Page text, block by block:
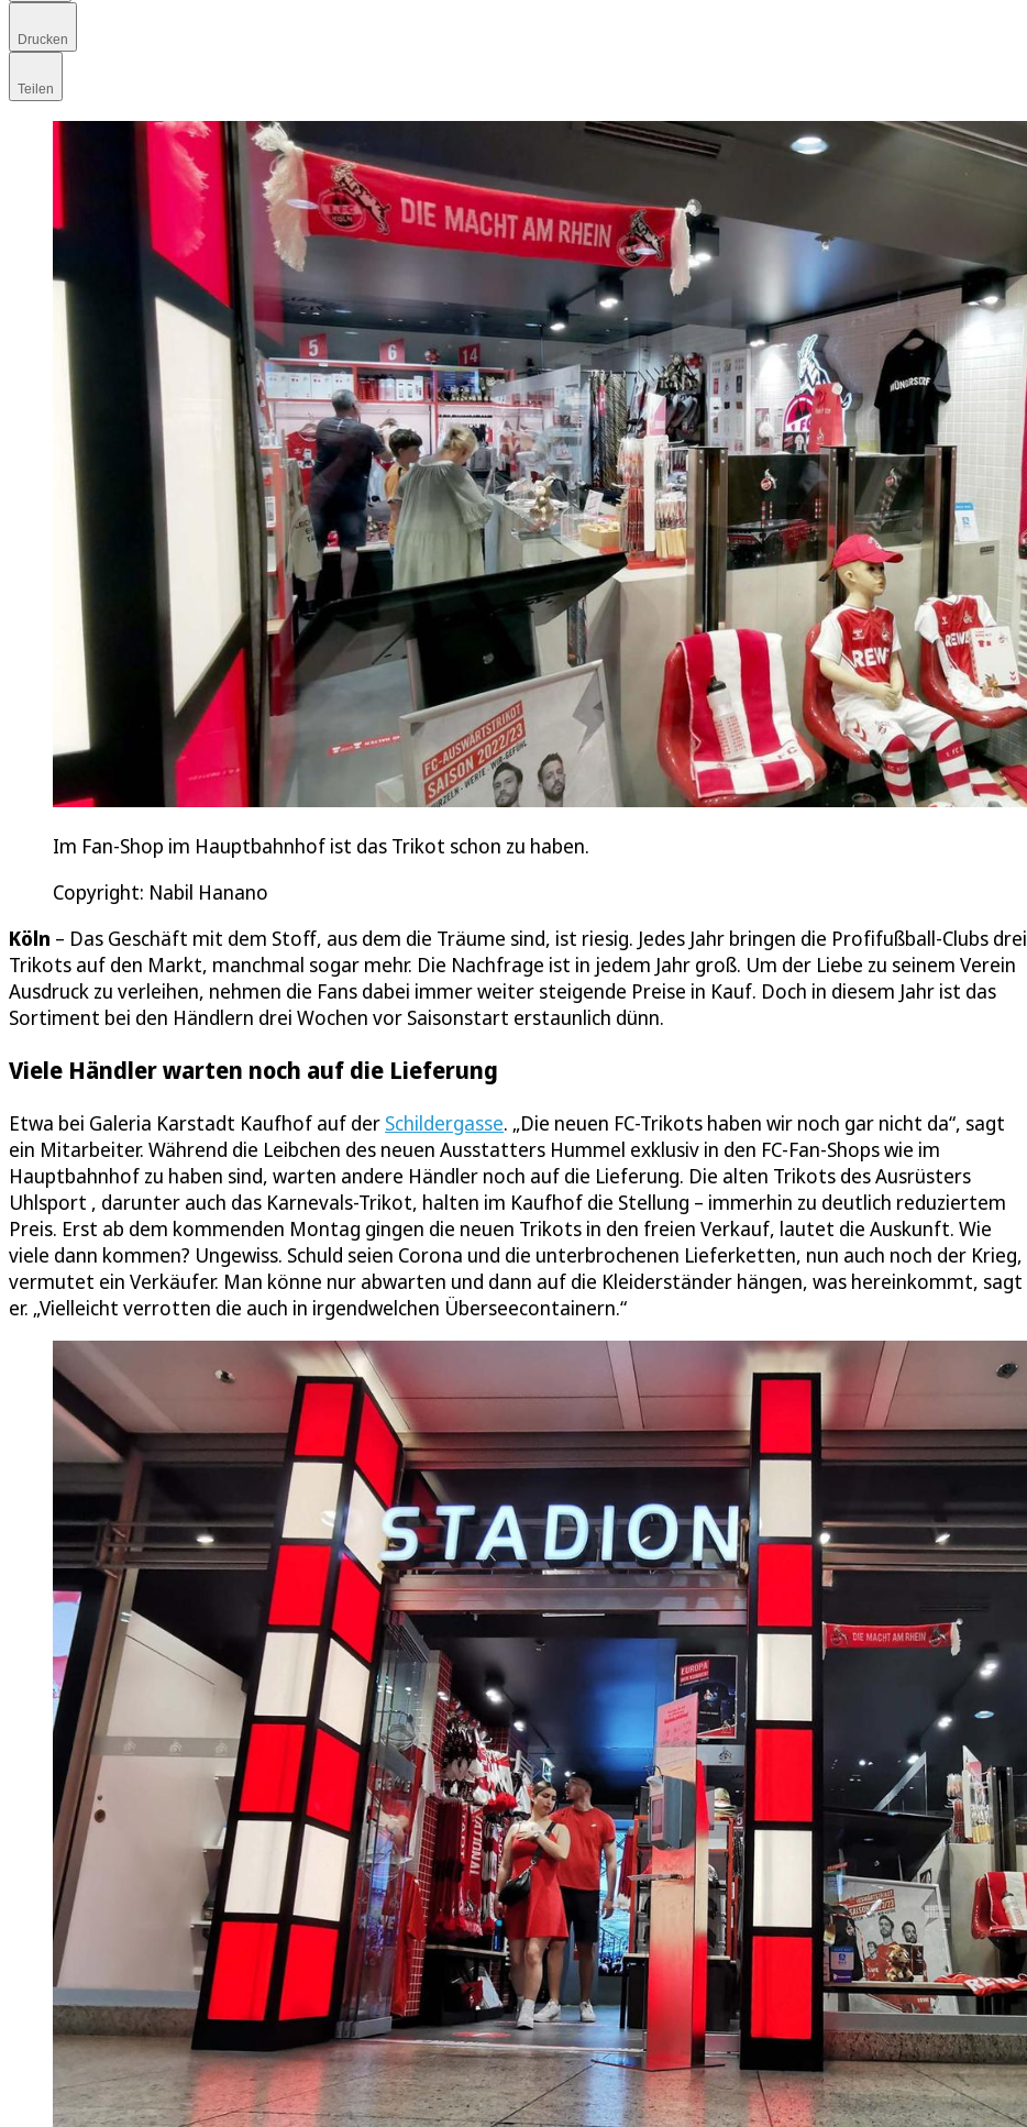
Drucken
Teilen
Im Fan-Shop im Hauptbahnhof ist das Trikot schon zu haben.
Copyright: Nabil Hanano
Köln – Das Geschäft mit dem Stoff, aus dem die Träume sind, ist riesig. Jedes Jahr bringen die Profifußball-Clubs drei
Trikots auf den Markt, manchmal sogar mehr. Die Nachfrage ist in jedem Jahr groß. Um der Liebe zu seinem Verein
Ausdruck zu verleihen, nehmen die Fans dabei immer weiter steigende Preise in Kauf. Doch in diesem Jahr ist das
Sortiment bei den Händlern drei Wochen vor Saisonstart erstaunlich dünn.
Viele Händler warten noch auf die Lieferung
Etwa bei Galeria Karstadt Kaufhof auf der Schildergasse. „Die neuen FC-Trikots haben wir noch gar nicht da“, sagt
ein Mitarbeiter. Während die Leibchen des neuen Ausstatters Hummel exklusiv in den FC-Fan-Shops wie im
Hauptbahnhof zu haben sind, warten andere Händler noch auf die Lieferung. Die alten Trikots des Ausrüsters
Uhlsport , darunter auch das Karnevals-Trikot, halten im Kaufhof die Stellung – immerhin zu deutlich reduziertem
Preis. Erst ab dem kommenden Montag gingen die neuen Trikots in den freien Verkauf, lautet die Auskunft. Wie
viele dann kommen? Ungewiss. Schuld seien Corona und die unterbrochenen Lieferketten, nun auch noch der Krieg,
vermutet ein Verkäufer. Man könne nur abwarten und dann auf die Kleiderständer hängen, was hereinkommt, sagt
er. „Vielleicht verrotten die auch in irgendwelchen Überseecontainern.“